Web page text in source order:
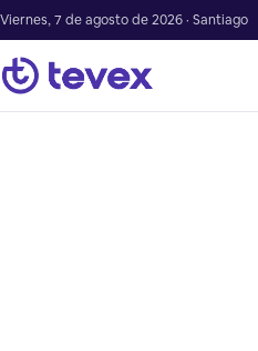
Viernes, 7 de agosto de 2026 · Santiago